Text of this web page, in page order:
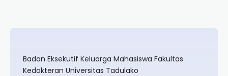
Badan Eksekutif Keluarga Mahasiswa Fakultas
Kedokteran Universitas Tadulako